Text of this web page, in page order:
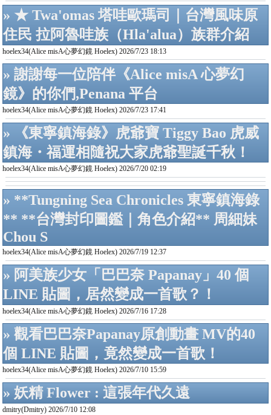
» ★ Twa'omas 塔哇歐瑪司｜台灣風味原
住民 拉阿魯哇族（Hla'alua）族群介紹
hoelex34(Alice misA心夢幻鏡 Hoelex) 2026/7/23 18:13
» 謝謝每一位陪伴《Alice misA 心夢幻
鏡》的你們,Penana 平台
hoelex34(Alice misA心夢幻鏡 Hoelex) 2026/7/23 17:41
» 《東寧鎮海錄》虎爺寶 Tiggy Bao 虎威
鎮海・福運相隨祝大家虎爺聖誕千秋！
hoelex34(Alice misA心夢幻鏡 Hoelex) 2026/7/20 02:19
» **Tungning Sea Chronicles 東寧鎮海錄
** **台灣封印圖鑑｜角色介紹** 周細妹
Chou S
hoelex34(Alice misA心夢幻鏡 Hoelex) 2026/7/19 12:37
» 阿美族少女「巴巴奈 Papanay」40 個
LINE 貼圖，居然變成一首歌？！
hoelex34(Alice misA心夢幻鏡 Hoelex) 2026/7/16 17:28
» 觀看巴巴奈Papanay原創動畫 MV的40
個 LINE 貼圖，竟然變成一首歌！
hoelex34(Alice misA心夢幻鏡 Hoelex) 2026/7/10 15:59
» 妖精 Flower : 這張年代久遠
dmitry(Dmitry) 2026/7/10 12:08